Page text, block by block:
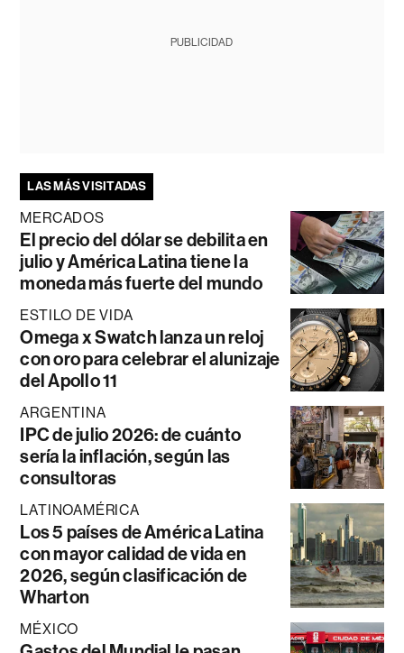
PUBLICIDAD
LAS MÁS VISITADAS
MERCADOS
El precio del dólar se debilita en
julio y América Latina tiene la
moneda más fuerte del mundo
ESTILO DE VIDA
Omega x Swatch lanza un reloj
con oro para celebrar el alunizaje
del Apollo 11
ARGENTINA
IPC de julio 2026: de cuánto
sería la inflación, según las
consultoras
LATINOAMÉRICA
Los 5 países de América Latina
con mayor calidad de vida en
2026, según clasificación de
Wharton
MÉXICO